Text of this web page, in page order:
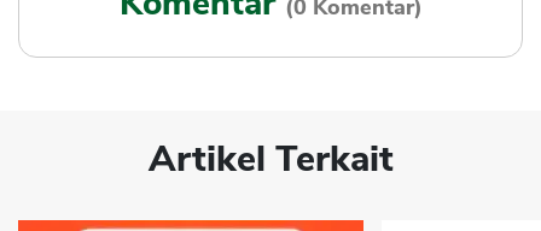
(0 Komentar)
Artikel Terkait